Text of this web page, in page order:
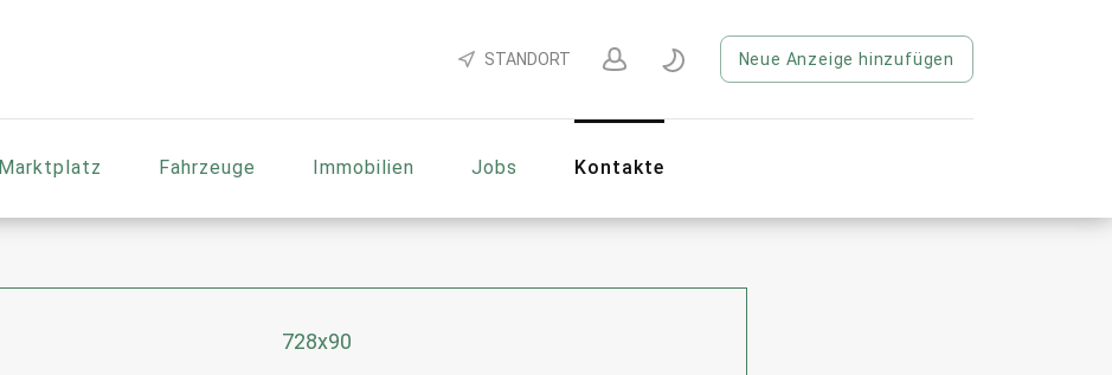
STANDORT Neue Anzeige hinzufügen
Marktplatz Fahrzeuge Immobilien Jobs Kontakte
728x90